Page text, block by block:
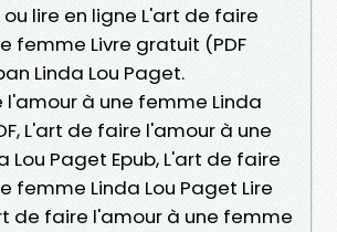
lire en ligne L'art de faire
femme Livre gratuit (PDF
Linda Lou Paget.
l'amour à une femme Linda
L'art de faire l'amour à une
Lou Paget Epub, L'art de faire
femme Linda Lou Paget Lire
de faire l'amour à une femme